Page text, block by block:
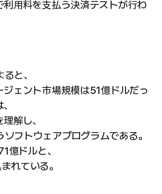
用料を支払う決済テストが行わ
と、
ェント市場規模は51億ドルだっ
解し、
フトウェアプログラムである。
億ドルと、
れている。